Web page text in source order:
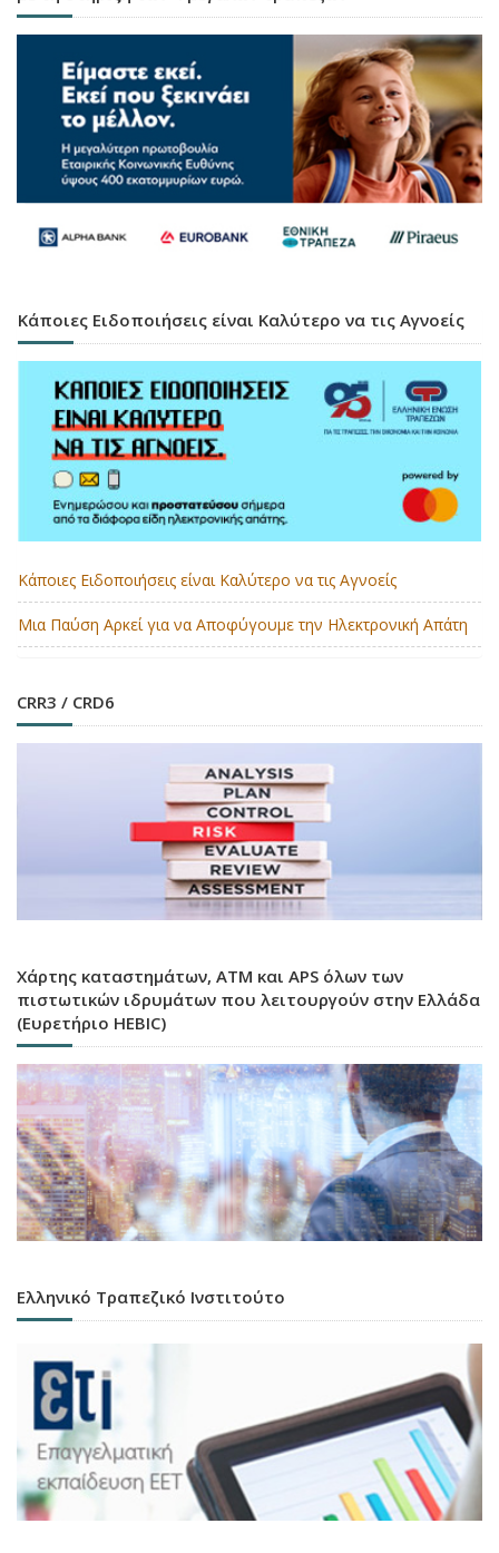
Κάποιες Ειδοποιήσεις είναι Καλύτερο να τις Αγνοείς
Κάποιες Ειδοποιήσεις είναι Καλύτερο να τις Αγνοείς
Μια Παύση Αρκεί για να Αποφύγουμε την Ηλεκτρονική Απάτη
CRR3 / CRD6
Χάρτης καταστημάτων, ATM και APS όλων των
πιστωτικών ιδρυμάτων που λειτουργούν στην Ελλάδα
(Ευρετήριο HEBIC)
Ελληνικό Τραπεζικό Ινστιτούτο